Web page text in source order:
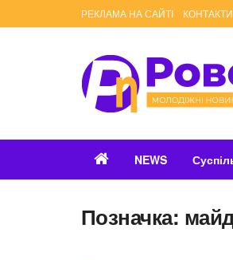
РЕКЛАМА НА САЙТІ КОНТАКТИ
NEWS
Позначка: